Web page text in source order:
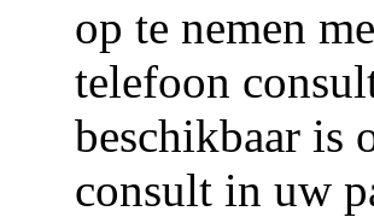
op te nemen
telefoon
beschikbaar is
consult in uw